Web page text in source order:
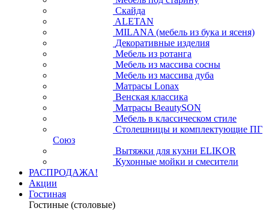
Скайда
ALETAN
MILANA (мебель из бука и ясеня)
Декоративные изделия
Мебель из ротанга
Мебель из массива сосны
Мебель из массива дуба
Матрасы Lonax
Венская классика
Матрасы BeautySON
Мебель в классическом стиле
Столешницы и комплектующие ПГ
Союз
Вытяжки для кухни ELIKOR
Кухонные мойки и смесители
РАСПРОДАЖА!
Акции
Гостиная
Гостиные (столовые)